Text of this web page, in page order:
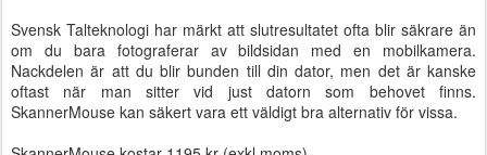
Svensk Talteknologi har märkt att slutresultatet ofta blir säkrare än
om du bara fotograferar av bildsidan med en mobilkamera.
Nackdelen är att du blir bunden till din dator, men det är kanske
oftast när man sitter vid just datorn som behovet finns.
SkannerMouse kan säkert vara ett väldigt bra alternativ för vissa.